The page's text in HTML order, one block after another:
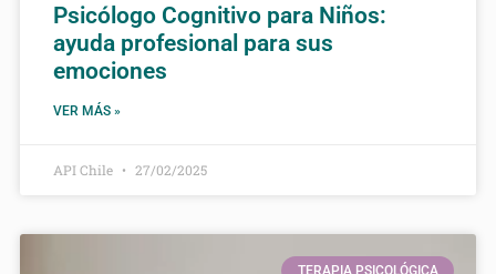
Psicólogo Cognitivo para Niños:
ayuda profesional para sus
emociones
VER MÁS »
API Chile 27/02/2025
TERAPIA PSICOLÓGICA